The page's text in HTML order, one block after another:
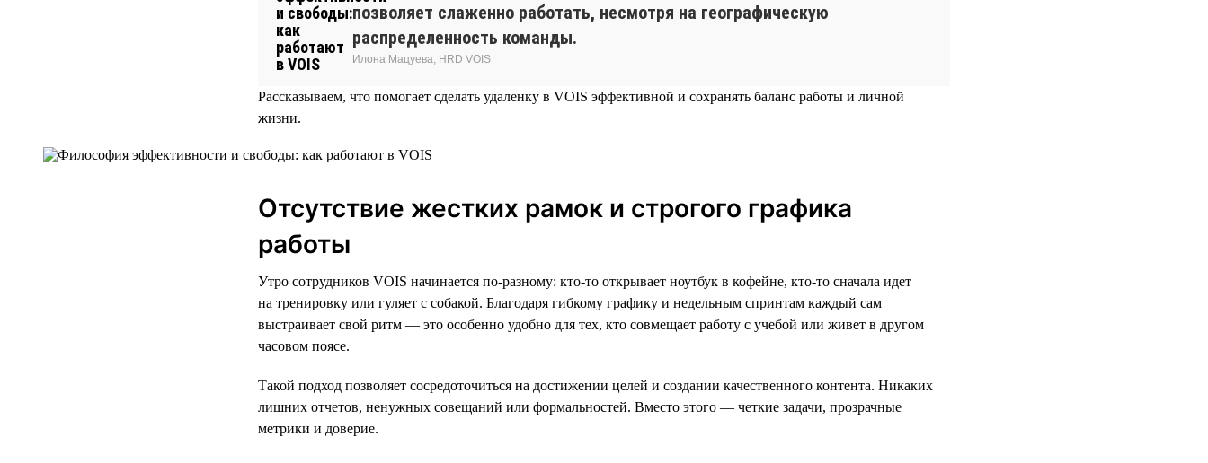
позволяет слаженно работать, несмотря на географическую
распределенность команды.
Илона Мацуева, HRD VOIS
Рассказываем, что помогает сделать удаленку в VOIS эффективной и сохранять баланс работы и личной
жизни.
Отсутствие жестких рамок и строгого графика
работы
Утро сотрудников VOIS начинается по-разному: кто-то открывает ноутбук в кофейне, кто-то сначала идет
на тренировку или гуляет с собакой. Благодаря гибкому графику и недельным спринтам каждый сам
выстраивает свой ритм — это особенно удобно для тех, кто совмещает работу с учебой или живет в другом
часовом поясе.
Такой подход позволяет сосредоточиться на достижении целей и создании качественного контента. Никаких
лишних отчетов, ненужных совещаний или формальностей. Вместо этого — четкие задачи, прозрачные
метрики и доверие.